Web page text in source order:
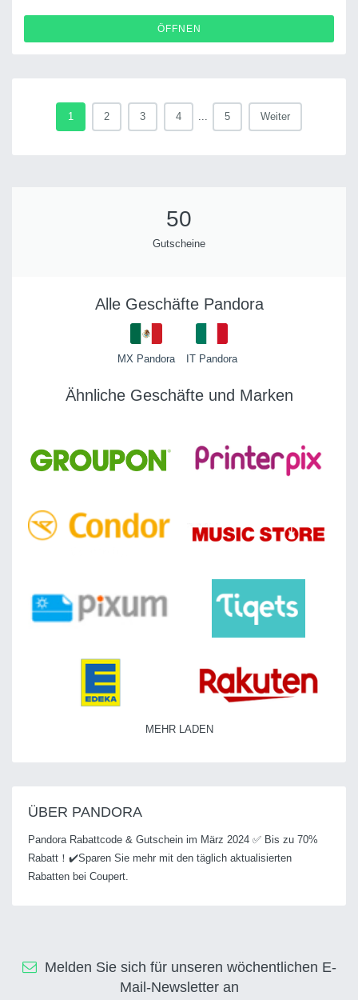
ÖFFNEN
1 2 3 4 ... 5 Weiter
50
Gutscheine
Alle Geschäfte Pandora
MX Pandora IT Pandora
Ähnliche Geschäfte und Marken
MEHR LADEN
ÜBER PANDORA
Pandora Rabattcode & Gutschein im März 2024 ✅ Bis zu 70%
Rabatt！✔️Sparen Sie mehr mit den täglich aktualisierten
Rabatten bei Coupert.
Melden Sie sich für unseren wöchentlichen E-
Mail-Newsletter an